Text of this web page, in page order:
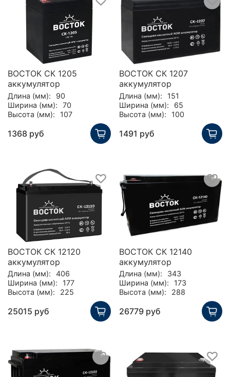
ВОСТОК СК 1205
аккумулятор
Длина (мм):
90
Ширина (мм):
70
Высота (мм):
107
1368 руб
ВОСТОК СК 1207
аккумулятор
Длина (мм):
151
Ширина (мм):
65
Высота (мм):
100
1491 руб
ВОСТОК СК 12120
аккумулятор
Длина (мм):
406
Ширина (мм):
177
Высота (мм):
225
25015 руб
ВОСТОК СК 12140
аккумулятор
Длина (мм):
343
Ширина (мм):
173
Высота (мм):
288
26779 руб